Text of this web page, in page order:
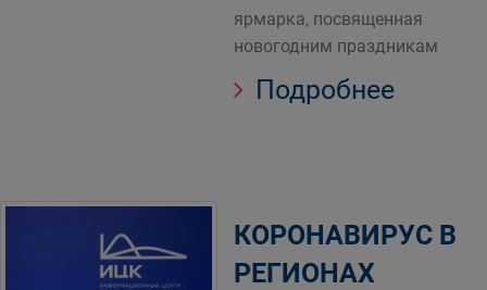
ярмарка, посвященная
новогодним праздникам
Подробнее
КОРОНАВИРУС В
РЕГИОНАХ